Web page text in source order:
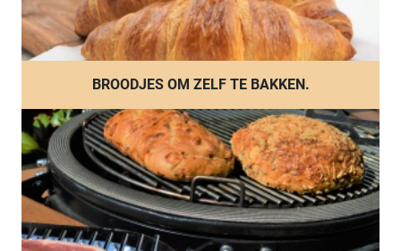
BROODJES OM ZELF TE BAKKEN.